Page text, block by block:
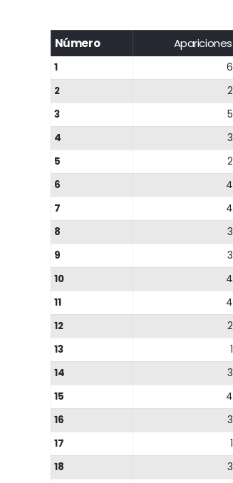
Número Apariciones
1 6
2
2
3
5
4
3
5
2
6
4
7
4
8
3
9
3
10
4
11
4
12
2
13
1
14
3
15
4
16
3
17
1
18
3